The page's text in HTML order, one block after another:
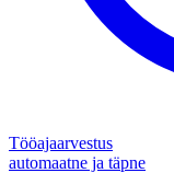
Tööajaarvestus
automaatne ja täpne